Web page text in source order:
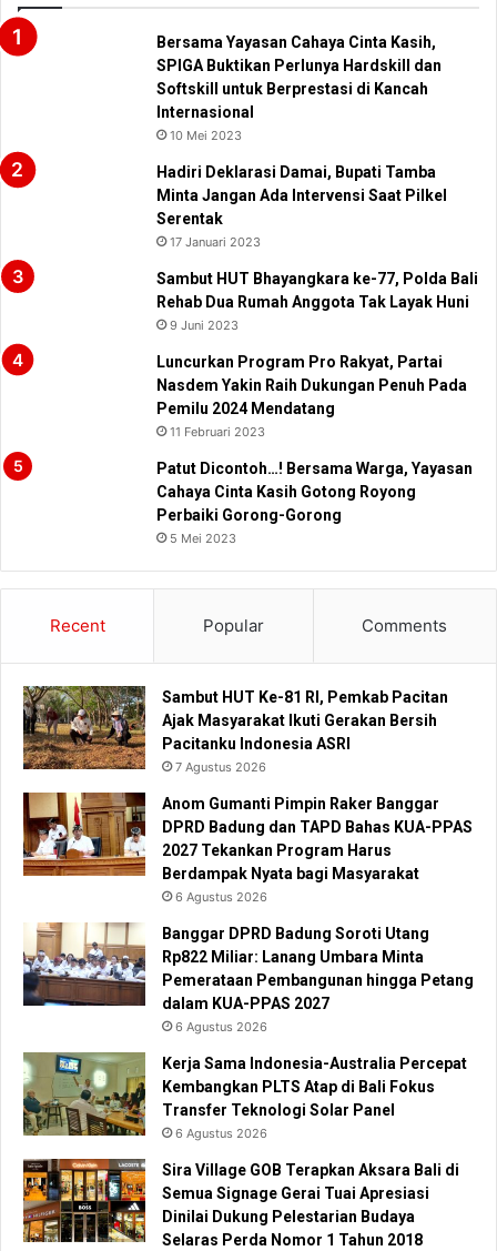
Bersama Yayasan Cahaya Cinta Kasih,
SPIGA Buktikan Perlunya Hardskill dan
Softskill untuk Berprestasi di Kancah
Internasional
10 Mei 2023
Hadiri Deklarasi Damai, Bupati Tamba
Minta Jangan Ada Intervensi Saat Pilkel
Serentak
17 Januari 2023
Sambut HUT Bhayangkara ke-77, Polda Bali
Rehab Dua Rumah Anggota Tak Layak Huni
9 Juni 2023
Luncurkan Program Pro Rakyat, Partai
Nasdem Yakin Raih Dukungan Penuh Pada
Pemilu 2024 Mendatang
11 Februari 2023
Patut Dicontoh…! Bersama Warga, Yayasan
Cahaya Cinta Kasih Gotong Royong
Perbaiki Gorong-Gorong
5 Mei 2023
Recent Popular Comments
Sambut HUT Ke-81 RI, Pemkab Pacitan
Ajak Masyarakat Ikuti Gerakan Bersih
Pacitanku Indonesia ASRI
7 Agustus 2026
Anom Gumanti Pimpin Raker Banggar
DPRD Badung dan TAPD Bahas KUA-PPAS
2027 Tekankan Program Harus
Berdampak Nyata bagi Masyarakat
6 Agustus 2026
Banggar DPRD Badung Soroti Utang
Rp822 Miliar: Lanang Umbara Minta
Pemerataan Pembangunan hingga Petang
dalam KUA-PPAS 2027
6 Agustus 2026
Kerja Sama Indonesia-Australia Percepat
Kembangkan PLTS Atap di Bali Fokus
Transfer Teknologi Solar Panel
6 Agustus 2026
Sira Village GOB Terapkan Aksara Bali di
Semua Signage Gerai Tuai Apresiasi
Dinilai Dukung Pelestarian Budaya
Selaras Perda Nomor 1 Tahun 2018